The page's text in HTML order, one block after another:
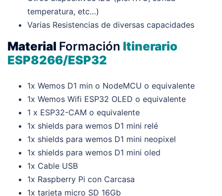
temperatura, etc…)
Varias Resistencias de diversas capacidades
Material Formación Itinerario
ESP8266/ESP32
1x Wemos D1 min o NodeMCU o equivalente
1x Wemos Wifi ESP32 OLED o equivalente
1 x ESP32-CAM o equivalente
1x shields para wemos D1 mini relé
1x shields para wemos D1 mini neopixel
1x shields para wemos D1 mini oled
1x Cable USB
1x Raspberry Pi con Carcasa
1x tarjeta micro SD 16Gb